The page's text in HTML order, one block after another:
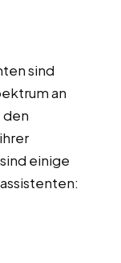
sind
an
den
einige